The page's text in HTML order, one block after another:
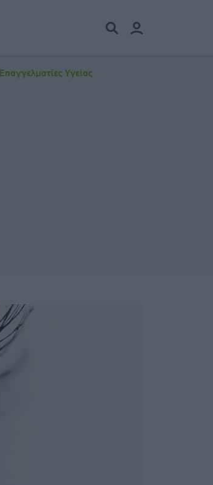
Επαγγελματίες Υγείας